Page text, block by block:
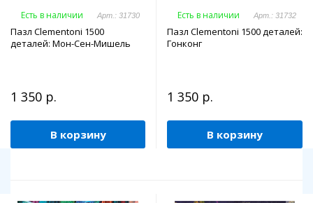
Есть в наличии Арт.: 31730
Пазл Clementoni 1500
деталей: Мон-Сен-Мишель
1 350 р.
В корзину
Есть в наличии Арт.: 31732
Пазл Clementoni 1500 деталей:
Гонконг
1 350 р.
В корзину